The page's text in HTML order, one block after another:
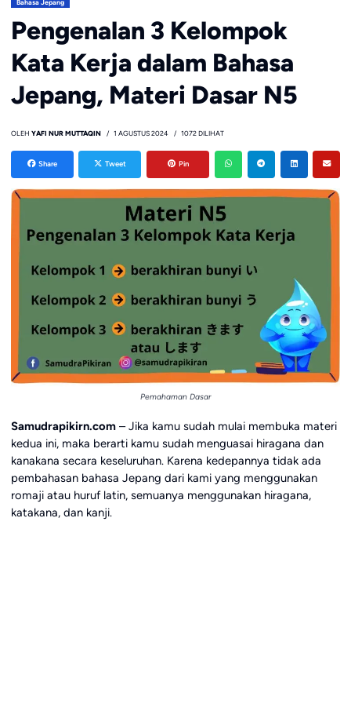
Bahasa Jepang
Pengenalan 3 Kelompok
Kata Kerja dalam Bahasa
Jepang, Materi Dasar N5
OLEH YAFI NUR MUTTAQIN 1 AGUSTUS 2024 1072 DILIHAT
Share Tweet Pin
Pemahaman Dasar
Samudrapikirn.com– Jika kamu sudah mulai membuka materi
kedua ini, maka berarti kamu sudah menguasai hiragana dan
kanakana secara keseluruhan. Karena kedepannya tidak ada
pembahasan bahasa Jepang dari kami yang menggunakan
romaji atau huruf latin, semuanya menggunakan hiragana,
katakana, dan kanji.